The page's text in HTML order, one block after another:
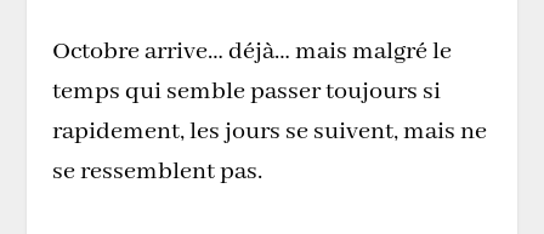
Octobre arrive… déjà… mais malgré le
temps qui semble passer toujours si
rapidement, les jours se suivent, mais ne
se ressemblent pas.